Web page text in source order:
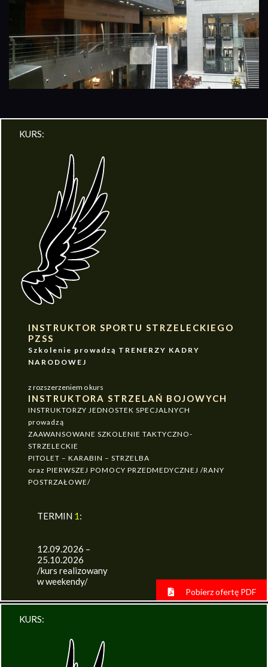
KURS:
INSTRUKTOR SPORTU STRZELECKIEGO
PZSS
Szkolenie prowadzą TRENERZY KADRY
NARODOWEJ
z rozszerzeniem o kurs
INSTRUKTORA STRZELAŃ BOJOWYCH
INSTRUKTORZY JEDNOSTEK SPECJALNYCH
prowadzą
ZAAWANSOWANE SZKOLENIE TAKTYCZNO-
STRZELECKIE
PITOLET – KARABIN – STRZELBA
oraz PIERWSZEJ POMOCY PRZEDMEDYCZNEJ /RANY
POSTRZAŁOWE/
TERMIN 1:
12.09.2026 –
25.10.2026
/kurs realizowany
w weekendy/
Pobierz ofertę PDF
KURS: